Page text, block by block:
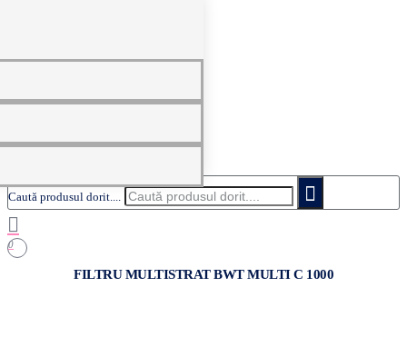
Caută produsul dorit....
0
FILTRU MULTISTRAT BWT MULTI C 1000